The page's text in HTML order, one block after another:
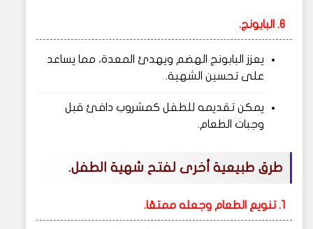
6. البابونج.
يعزز البابونج الهضم ويهدئ المعدة، مما يساعد
على تحسين الشهية.
يمكن تقديمه للطفل كمشروب دافئ قبل
وجبات الطعام.
طرق طبيعية أخرى لفتح شهية الطفل.
1. تنويع الطعام وجعله ممتعًا.